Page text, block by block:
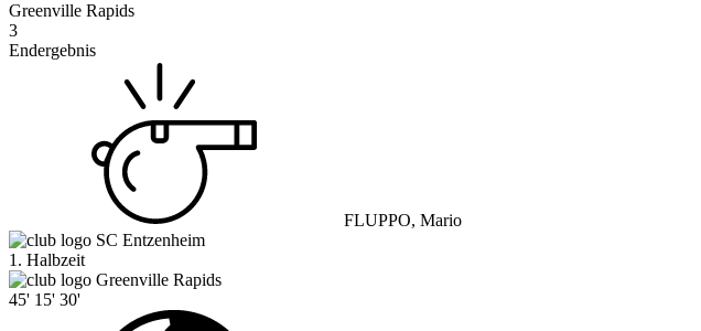
Greenville Rapids
3
Endergebnis
FLUPPO, Mario
SC Entzenheim
1. Halbzeit
Greenville Rapids
45' 15' 30'